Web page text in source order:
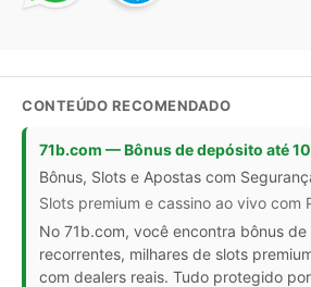
CONTEÚDO RECOMENDADO
71b.com — Bônus de depósito até
Bônus, Slots e Apostas com
Slots premium e cassino ao vivo com
No 71b.com, você encontra bônus
recorrentes, milhares de slots
com dealers reais. Tudo protegido